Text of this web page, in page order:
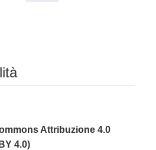
Attribuzione 4.0
4.0)